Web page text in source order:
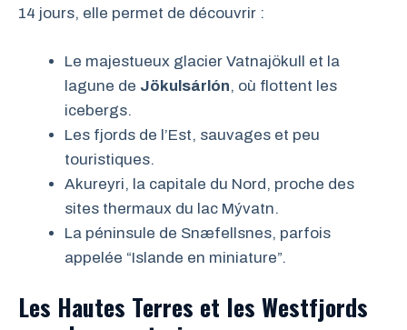
14 jours, elle permet de découvrir :
Le majestueux glacier Vatnajökull et la
lagune de Jökulsárlón, où flottent les
icebergs.
Les fjords de l’Est, sauvages et peu
touristiques.
Akureyri, la capitale du Nord, proche des
sites thermaux du lac Mývatn.
La péninsule de Snæfellsnes, parfois
appelée “Islande en miniature”.
Les Hautes Terres et les Westfjords